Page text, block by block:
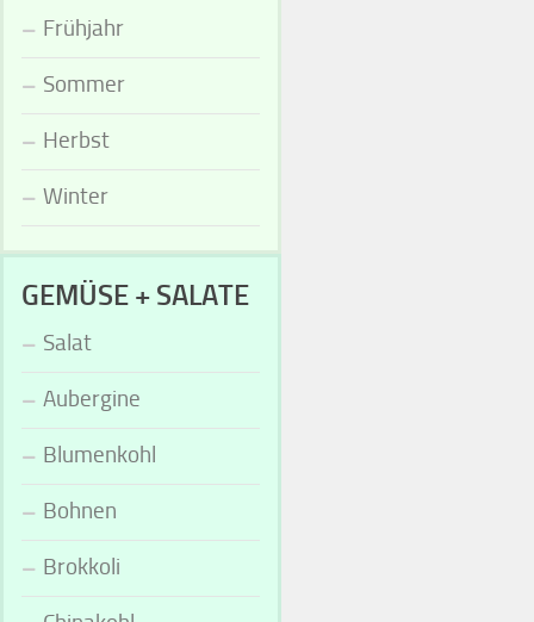
Frühjahr
Sommer
Herbst
Winter
GEMÜSE + SALATE
Salat
Aubergine
Blumenkohl
Bohnen
Brokkoli